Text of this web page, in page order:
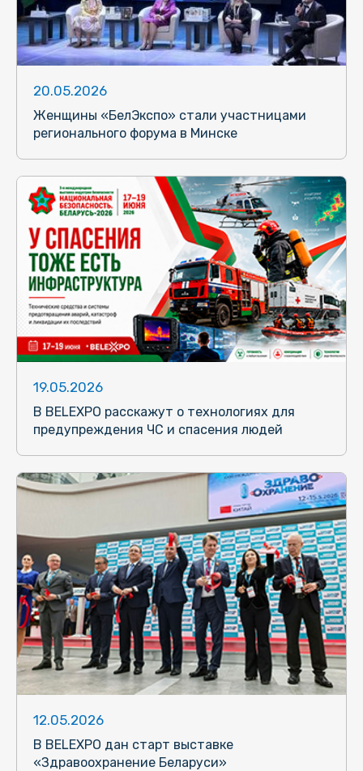
20.05.2026
Женщины «БелЭкспо» стали участницами
регионального форума в Минске
19.05.2026
В BELEXPO расскажут о технологиях для
предупреждения ЧС и спасения людей
12.05.2026
В BELEXPO дан старт выставке
«Здравоохранение Беларуси»